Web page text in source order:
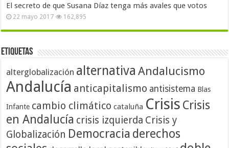
El secreto de que Susana Díaz tenga más avales que votos
22 mayo 2017 162,895
Etiquetas
alterglobalización alternativa Andalucismo
Andalucía anticapitalismo antisistema Blas
Infante cambio climático cataluña Crisis Crisis
en Andalucía crisis izquierda Crisis y
Globalización Democracia derechos